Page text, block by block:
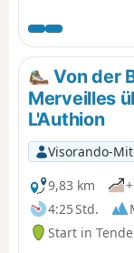
und folgt der
italienischen
zahlreiche
entdecken
Authion, wo eine
Schlachten in
bei der wenige
Waffenstillstand
französische
kamen. Das
fabelhaft.
Von der
Merveilles
L'Authion
Visorando-
9,83 km
4:25 Std.
Start in